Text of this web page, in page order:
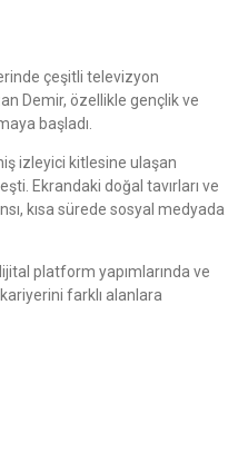
çeşitli televizyon
Demir, özellikle gençlik ve
başladı.
izleyici kitlesine ulaşan
Ekrandaki doğal tavırları ve
kısa sürede sosyal medyada
platform yapımlarında ve
farklı alanlara